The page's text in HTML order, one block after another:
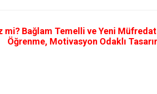
mi? Bağlam Temelli ve Yeni Müfredat
Öğrenme, Motivasyon Odaklı